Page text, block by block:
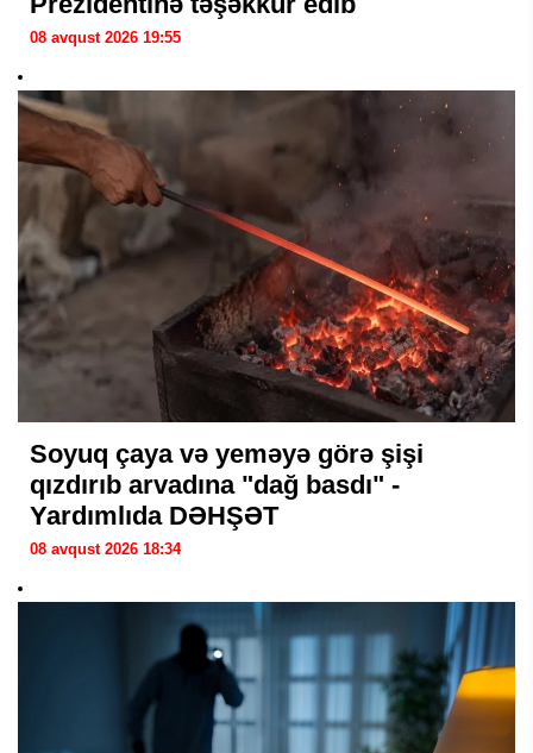
08 avqust 2026 19:55
Soyuq çaya və yeməyə görə şişi
qızdırıb arvadına "dağ basdı" -
Yardımlıda DƏHŞƏT
08 avqust 2026 18:34